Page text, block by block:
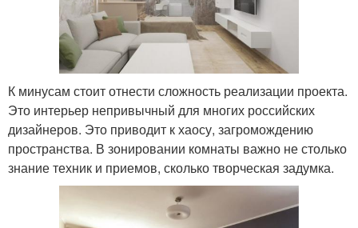
К минусам стоит отнести сложность реализации проекта.
Это интерьер непривычный для многих российских
дизайнеров. Это приводит к хаосу, загромождению
пространства. В зонировании комнаты важно не столько
знание техник и приемов, сколько творческая задумка.